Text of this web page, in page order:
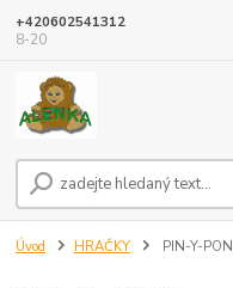
+420602541312
8-20
Úvod HRAČKY PIN-Y-PON